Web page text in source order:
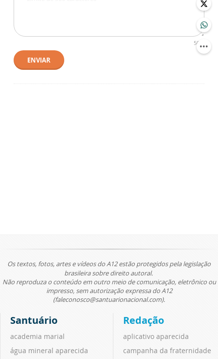
500
ENVIAR
Os textos, fotos, artes e vídeos do A12 estão protegidos pela legislação
brasileira sobre direito autoral.
Não reproduza o conteúdo em outro meio de comunicação, eletrônico ou
impresso, sem autorização expressa do A12
(faleconosco@santuarionacional.com).
Santuário
academia marial
água mineral aparecida
Redação
aplicativo aparecida
campanha da fraternidade